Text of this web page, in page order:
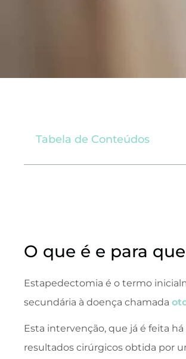
Tabela de Conteúdos
O que é e para
Estapedectomia é o termo
secundária à doença chamada
Esta intervenção, que já é feita
resultados cirúrgicos obtida por